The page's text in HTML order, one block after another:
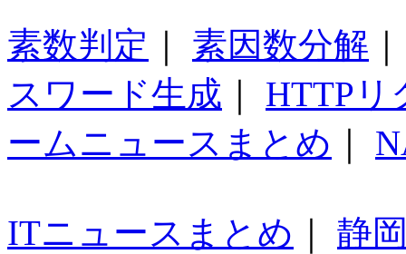
素数判定 素因数分解
スワード生成
HTTPリ
ームニュースまとめ
ITニュースまとめ
静